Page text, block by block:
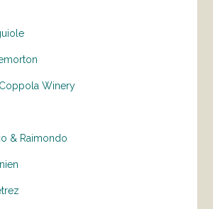
Winery
& Raimondo